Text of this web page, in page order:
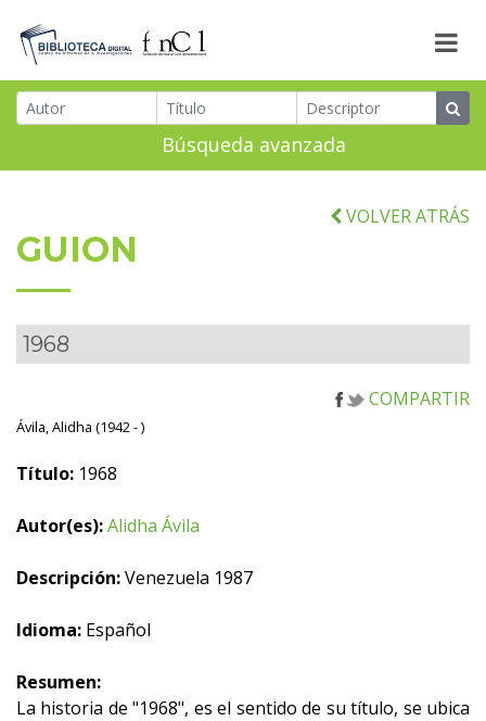
Búsqueda avanzada
VOLVER ATRÁS
GUION
1968
COMPARTIR
Ávila, Alidha (1942 - )
Título: 1968
Autor(es):Alidha Ávila
Descripción:Venezuela 1987
Idioma: Español
Resumen:
La historia de "1968", es el sentido de su título, se ubica